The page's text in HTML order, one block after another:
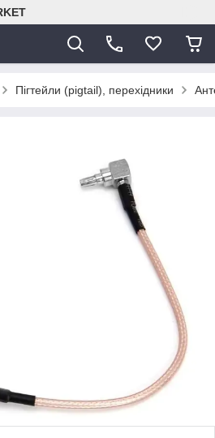
Пігтейли (pigtail), перехідники